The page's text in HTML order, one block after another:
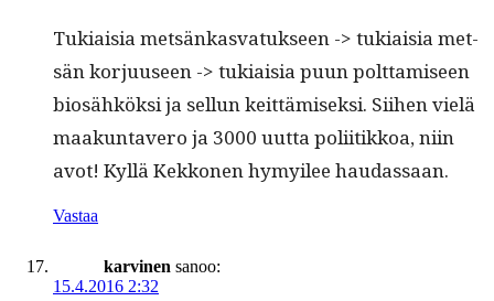
Tuki­aisia met­sänkas­vatuk­seen -> tuki­aisia met­
sän kor­ju­useen -> tuki­aisia puun polt­tamiseen
biosähkök­si ja sel­l­un keit­tämisek­si. Siihen vielä
maakun­tavero ja 3000 uut­ta poli­itikkoa, niin
avot! Kyl­lä Kekko­nen hymy­ilee haudassaan.
Vastaa
karvinen sanoo:
15.4.2016 2:32